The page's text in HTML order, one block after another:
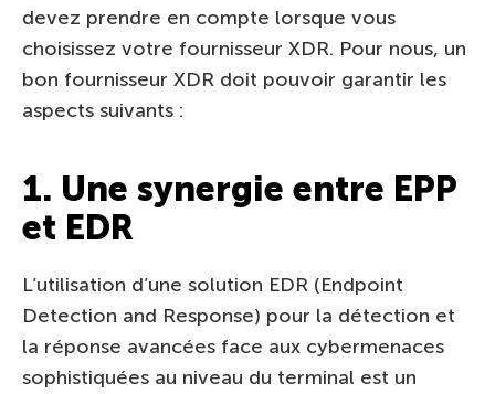
devez prendre en compte lorsque vous
choisissez votre fournisseur XDR. Pour nous, un
bon fournisseur XDR doit pouvoir garantir les
aspects suivants :
1. Une synergie entre EPP
et EDR
L’utilisation d’une solution EDR (Endpoint
Detection and Response) pour la détection et
la réponse avancées face aux cybermenaces
sophistiquées au niveau du terminal est un